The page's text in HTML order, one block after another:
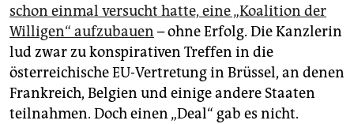
schon einmal versucht hatte, eine „Koalition der
Willigen“ aufzubauen – ohne Erfolg. Die Kanzlerin
lud zwar zu konspirativen Treffen in die
österreichische EU-Vertretung in Brüssel, an denen
Frankreich, Belgien und einige andere Staaten
teilnahmen. Doch einen „Deal“ gab es nicht.